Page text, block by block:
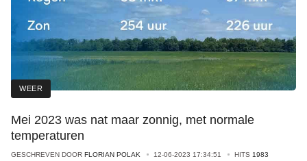
WEER
Mei 2023 was nat maar zonnig, met normale
temperaturen
GESCHREVEN DOOR FLORIAN POLAK 12-06-2023 17:34:51 HITS 1983